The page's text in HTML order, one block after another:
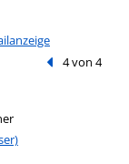
Vorheriger
4 von 4